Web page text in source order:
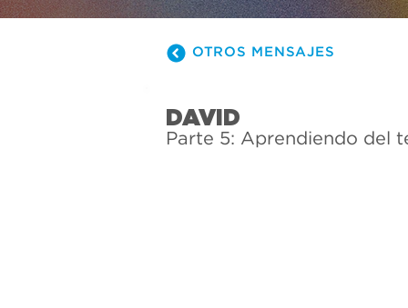
OTROS MENSAJES
DAVID
Parte 5: Aprendiendo del